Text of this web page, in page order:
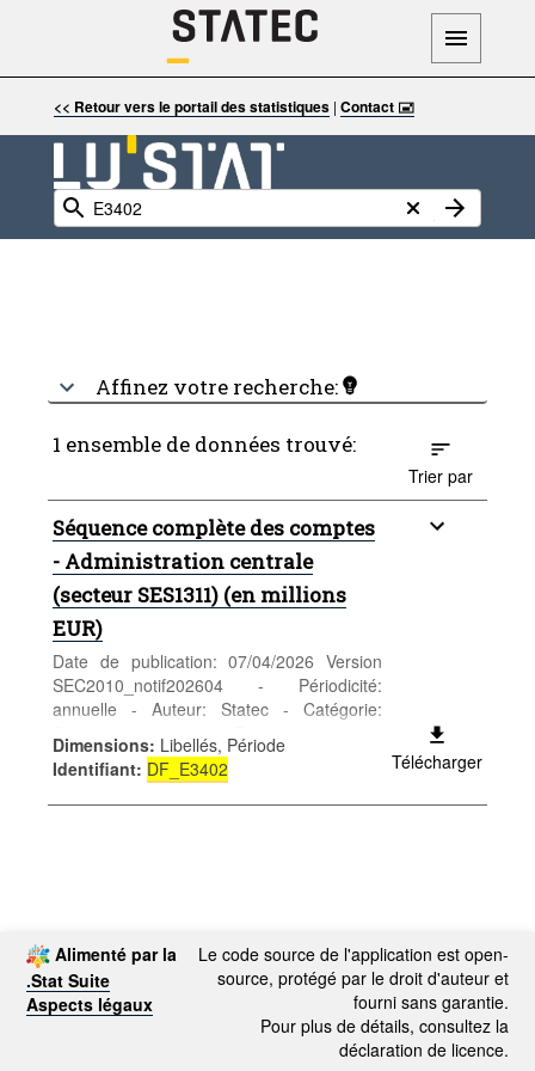
<< Retour vers le portail des statistiques| Contact 🖃
Affinez votre recherche:
1 ensemble de données trouvé:
Trier par
Séquence complète des comptes
- Administration centrale
(secteur SES1311) (en millions
EUR)
Date de publication: 07/04/2026 Version
SEC2010_notif202604 - Périodicité:
annuelle - Auteur: Statec - Catégorie:
Economie et finances - Finances publiques
- Mots-clés: séquence des comptes,
administration centrale, S.1311, EDP,
notification des déficits excessifs, solde
Dimensions: Libellés, Période
Identifiant: DF_E3402 Télécharger
Alimenté par la
.Stat Suite
Aspects légaux
Le code source de l'application est open-
source, protégé par le droit d'auteur et
fourni sans garantie.
Pour plus de détails, consultez la
déclaration de licence.